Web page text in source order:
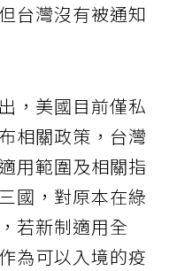
台灣沒有被通知
，美國目前僅私
相關政策，台灣
用範圍及相關指
國，對原本在綠
若新制適用全
為可以入境的疫